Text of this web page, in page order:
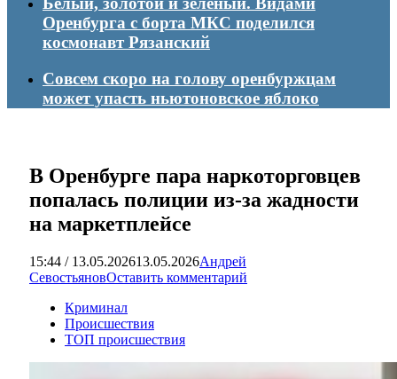
Оренбурга с борта МКС поделился
космонавт Рязанский
Совсем скоро на голову оренбуржцам
может упасть ньютоновское яблоко
В Оренбурге пара наркоторговцев
попалась полиции из-за жадности
на маркетплейсе
15:44 / 13.05.202613.05.2026Андрей
СевостьяновОставить комментарий
Криминал
Происшествия
ТОП происшествия